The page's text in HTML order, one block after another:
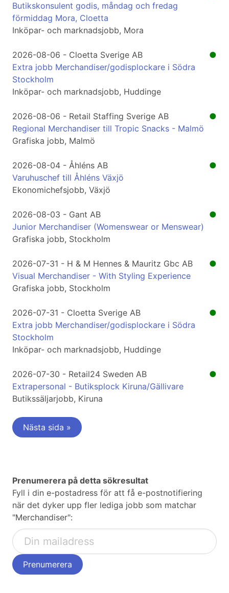
Butikskonsulent godis, måndag och fredag
förmiddag Mora, Cloetta
Inköpar- och marknadsjobb, Mora
●
2026-08-06 - Cloetta Sverige AB
Extra jobb Merchandiser/godisplockare i Södra
Stockholm
Inköpar- och marknadsjobb, Huddinge
●
2026-08-06 - Retail Staffing Sverige AB
Regional Merchandiser till Tropic Snacks - Malmö
Grafiska jobb, Malmö
●
2026-08-04 - Åhléns AB
Varuhuschef till Åhléns Växjö
Ekonomichefsjobb, Växjö
●
2026-08-03 - Gant AB
Junior Merchandiser (Womenswear or Menswear)
Grafiska jobb, Stockholm
●
2026-07-31 - H & M Hennes & Mauritz Gbc AB
Visual Merchandiser - With Styling Experience
Grafiska jobb, Stockholm
●
2026-07-31 - Cloetta Sverige AB
Extra jobb Merchandiser/godisplockare i Södra
Stockholm
Inköpar- och marknadsjobb, Huddinge
●
2026-07-30 - Retail24 Sweden AB
Extrapersonal - Butiksplock Kiruna/Gällivare
Butikssäljarjobb, Kiruna
Nästa sida »
Prenumerera på detta sökresultat
Fyll i din e-postadress för att få e-postnotifiering
när det dyker upp fler lediga jobb som matchar
"Merchandiser":